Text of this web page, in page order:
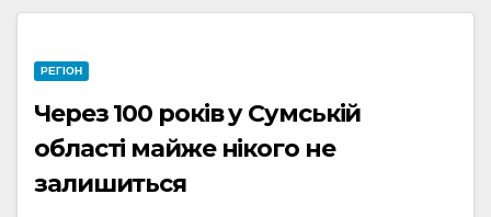
РЕГІОН
Через 100 років у Сумській
області майже нікого не
залишиться